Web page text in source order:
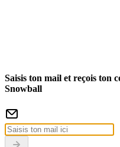
Saisis ton mail et reçois ton
Snowball